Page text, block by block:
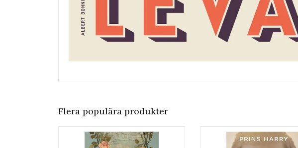
Flera populära produkter